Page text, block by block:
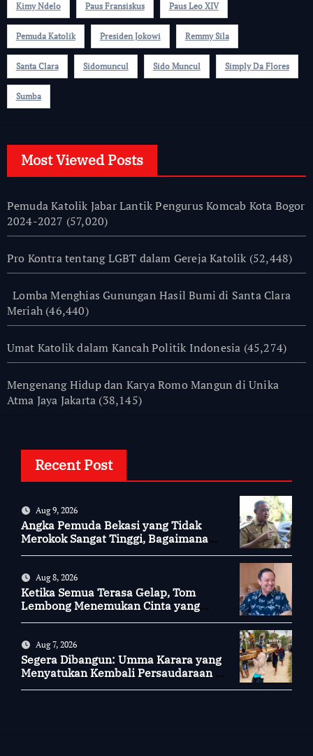
Kimy Ndelo Paus Fransiskus Paus Leo XIV
Pemuda Katolik Presiden Jokowi Remmy Sila
Santa Clara Sidomuncul Sido Muncul Simply Da Flores
Sumba
Most Viewed Posts
Pemuda Katolik Jabar Lantik Pengurus Komcab Kota Bogor
2024-2027 (57,020)
Pro Kontra tentang LGBT dalam Gereja Katolik (52,448)
Lomba Menghias Gunungan Hasil Bumi di Santa Clara
Meriah (46,440)
Umat Katolik dalam Kancah Politik Indonesia (45,274)
Mengenang Hidup dan Karya Romo Mangun di Unika
Atma Jaya Jakarta (38,145)
Recent Post
Aug 9, 2026
Angka Pemuda Bekasi yang Tidak
Merokok Sangat Tinggi, Bagaimana
Aug 8, 2026
Ketika Semua Terasa Gelap, Tom
Lembong Menemukan Cinta yang
Aug 7, 2026
Segera Dibangun: Umma Karara yang
Menyatukan Kembali Persaudaraan di